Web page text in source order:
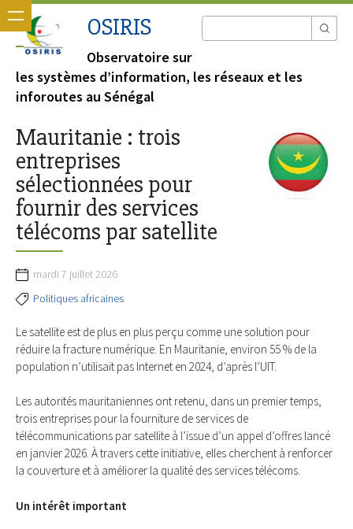
OSIRIS
Observatoire sur
les systèmes d’information, les réseaux et les
inforoutes au Sénégal
Mauritanie : trois
entreprises
sélectionnées pour
fournir des services
télécoms par satellite
mardi 7 juillet 2026
Politiques africaines
Le satellite est de plus en plus perçu comme une solution pour
réduire la fracture numérique. En Mauritanie, environ 55 % de la
population n’utilisait pas Internet en 2024, d’après l’UIT.
Les autorités mauritaniennes ont retenu, dans un premier temps,
trois entreprises pour la fourniture de services de
télécommunications par satellite à l’issue d’un appel d’offres lancé
en janvier 2026. À travers cette initiative, elles cherchent à renforcer
la couverture et à améliorer la qualité des services télécoms.
Un intérêt important